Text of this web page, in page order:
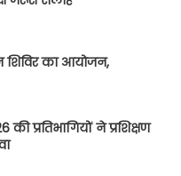
शिविर का आयोजन,
प्रतिभागियों ने प्रशिक्षण